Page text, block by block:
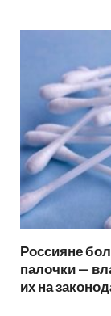
Россияне
палочки —
их на